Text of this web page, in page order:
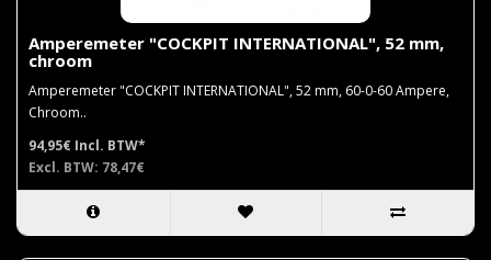
Amperemeter "COCKPIT INTERNATIONAL", 52 mm,
chroom
Amperemeter "COCKPIT INTERNATIONAL", 52 mm, 60-0-60 Ampere,
Chroom..
94,95€ Incl. BTW*
Excl. BTW: 78,47€